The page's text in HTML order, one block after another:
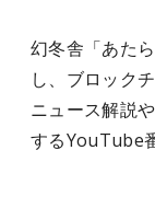
幻冬舎「あた
し、ブロック
ニュース解説
するYouTube